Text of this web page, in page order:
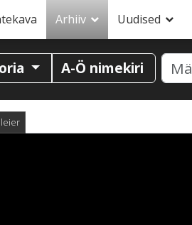
Arhiiv Uudised
A-Ö nimekiri